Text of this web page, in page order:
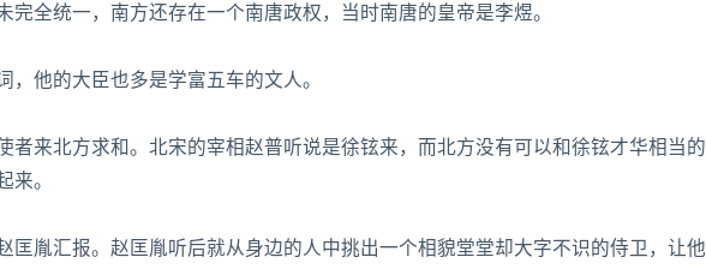
完全统一，南方还存在一个南唐政权，当时南唐的皇帝是李煜。
他的大臣也多是学富五车的文人。
者来北方求和。北宋的宰相赵普听说是徐铉来，而北方没有可以和徐铉才华相当的
来。
匡胤汇报。赵匡胤听后就从身边的人中挑出一个相貌堂堂却大字不识的侍卫，让他